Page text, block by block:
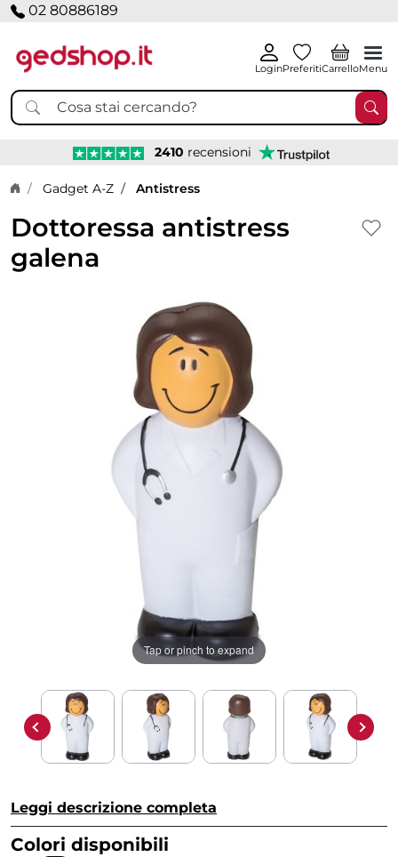
02 80886189
LoginPreferitiCarrelloMenu
2410 recensioni
Home page
Gadget A-Z Antistress
Dottoressa antistress
galena
Tap or pinch to expand
Leggi descrizione completa
Colori disponibili